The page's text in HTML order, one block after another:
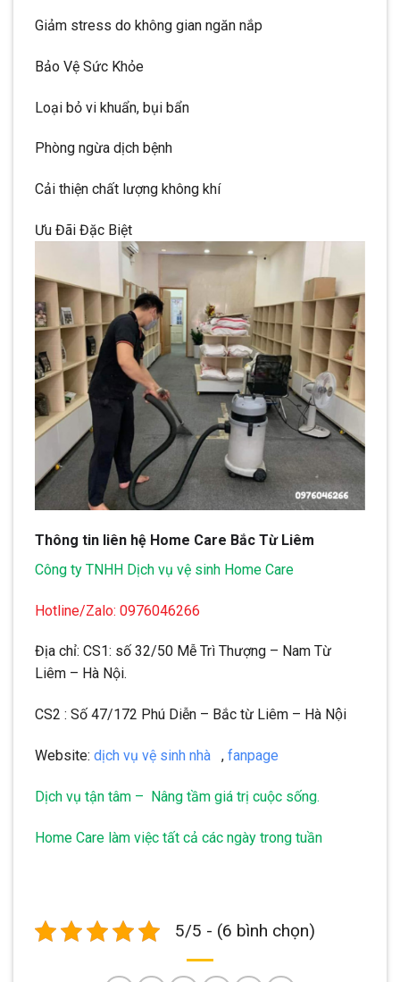
Giảm stress do không gian ngăn nắp
Bảo Vệ Sức Khỏe
Loại bỏ vi khuẩn, bụi bẩn
Phòng ngừa dịch bệnh
Cải thiện chất lượng không khí
Ưu Đãi Đặc Biệt
Thông tin liên hệ Home Care Bắc Từ Liêm
Công ty TNHH Dịch vụ vệ sinh Home Care
Hotline/Zalo: 0976046266
Địa chỉ: CS1: số 32/50 Mễ Trì Thượng – Nam Từ
Liêm – Hà Nội.
CS2 : Số 47/172 Phú Diễn – Bắc từ Liêm – Hà Nội
Website: dịch vụ vệ sinh nhà , fanpage
Dịch vụ tận tâm – Nâng tầm giá trị cuộc sống.
Home Care làm việc tất cả các ngày trong tuần
5/5 - (6 bình chọn)